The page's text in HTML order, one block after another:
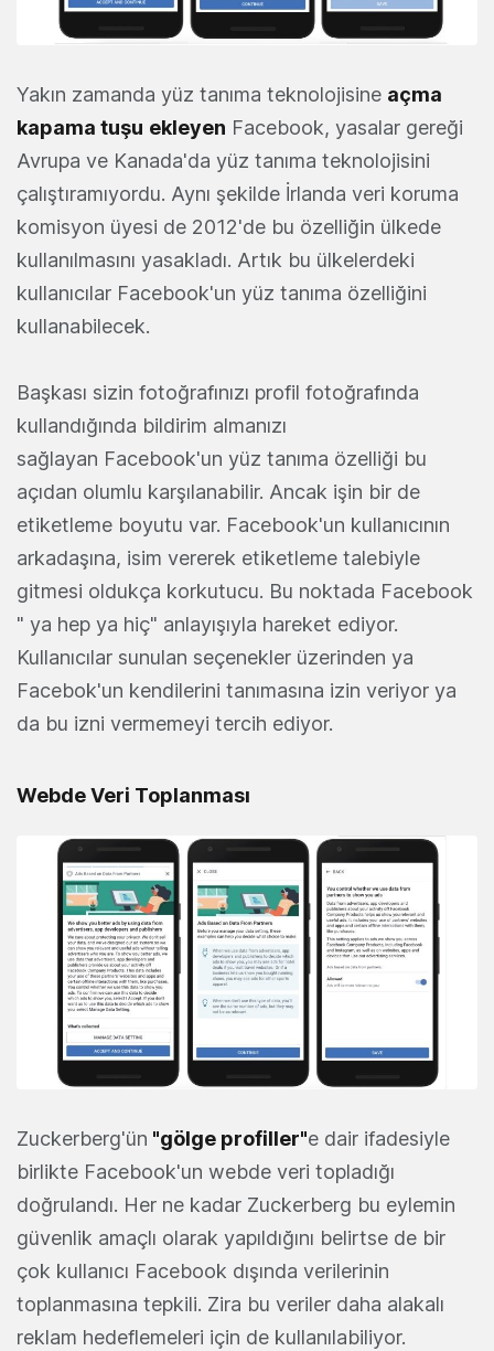
Yakın zamanda yüz tanıma teknolojisine açma
kapama tuşu ekleyen Facebook, yasalar gereği
Avrupa ve Kanada'da yüz tanıma teknolojisini
çalıştıramıyordu. Aynı şekilde İrlanda veri koruma
komisyon üyesi de 2012'de bu özelliğin ülkede
kullanılmasını yasakladı. Artık bu ülkelerdeki
kullanıcılar Facebook'un yüz tanıma özelliğini
kullanabilecek.
Başkası sizin fotoğrafınızı profil fotoğrafında
kullandığında bildirim almanızı
sağlayan Facebook'un yüz tanıma özelliği bu
açıdan olumlu karşılanabilir. Ancak işin bir de
etiketleme boyutu var. Facebook'un kullanıcının
arkadaşına, isim vererek etiketleme talebiyle
gitmesi oldukça korkutucu. Bu noktada Facebook
" ya hep ya hiç" anlayışıyla hareket ediyor.
Kullanıcılar sunulan seçenekler üzerinden ya
Facebok'un kendilerini tanımasına izin veriyor ya
da bu izni vermemeyi tercih ediyor.
Webde Veri Toplanması
Zuckerberg'ün "gölge profiller"e dair ifadesiyle
birlikte Facebook'un webde veri topladığı
doğrulandı. Her ne kadar Zuckerberg bu eylemin
güvenlik amaçlı olarak yapıldığını belirtse de bir
çok kullanıcı Facebook dışında verilerinin
toplanmasına tepkili. Zira bu veriler daha alakalı
reklam hedeflemeleri için de kullanılabiliyor.